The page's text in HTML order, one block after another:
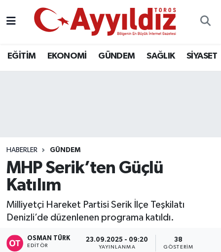
EĞİTİM EKONOMİ GÜNDEM SAĞLIK SİYASET
HABERLER GÜNDEM
MHP Serik’ten Güçlü
Katılım
Milliyetçi Hareket Partisi Serik İlçe Teşkilatı
Denizli’de düzenlenen programa katıldı.
OSMAN TÜRK
EDITÖR
23.09.2025 - 09:20
YAYINLANMA
38
GÖSTERIM